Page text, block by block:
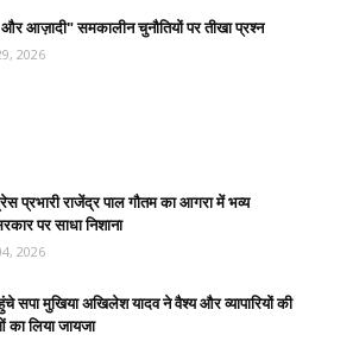
आज़ादी" समकालीन चुनौतियों पर तीखा प्रश्न
2026
प्रभारी राजेंद्र पाल गौतम का आगरा में भव्य
पर साधा निशाना
2026
सपा मुखिया अखिलेश यादव ने वैश्य और व्यापारियों की
लिया जायजा